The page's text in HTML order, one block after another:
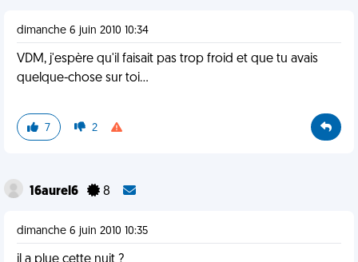
dimanche 6 juin 2010 10:34
VDM, j'espère qu'il faisait pas trop froid et que tu avais
quelque-chose sur toi...
7 2
16aurel6 8
dimanche 6 juin 2010 10:35